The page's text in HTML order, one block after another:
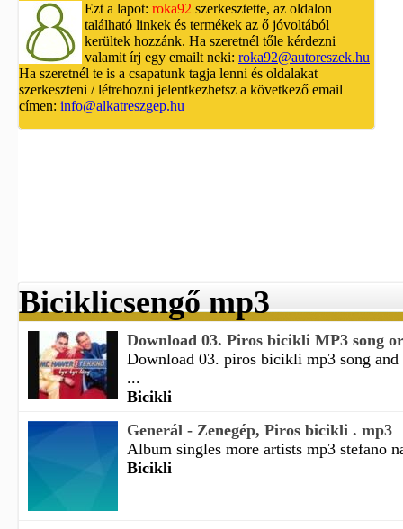
Ezt a lapot: roka92 szerkesztette, az oldalon
található linkek és termékek az ő jóvoltából
kerültek hozzánk. Ha szeretnél tőle kérdezni
valamit írj egy emailt neki: roka92@autoreszek.hu
Ha szeretnél te is a csapatunk tagja lenni és oldalakat
szerkeszteni / létrehozni jelentkezhetsz a következő email
címen: info@alkatreszgep.hu
Biciklicsengő mp3
Download 03. Piros bicikli MP3 song
Download 03. piros bicikli mp3 song and
...
Bicikli
Generál - Zenegép, Piros bicikli . mp3
Album singles more artists mp3 stefano
Bicikli